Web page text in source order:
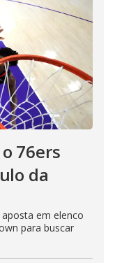
76ers
da
em elenco
para buscar